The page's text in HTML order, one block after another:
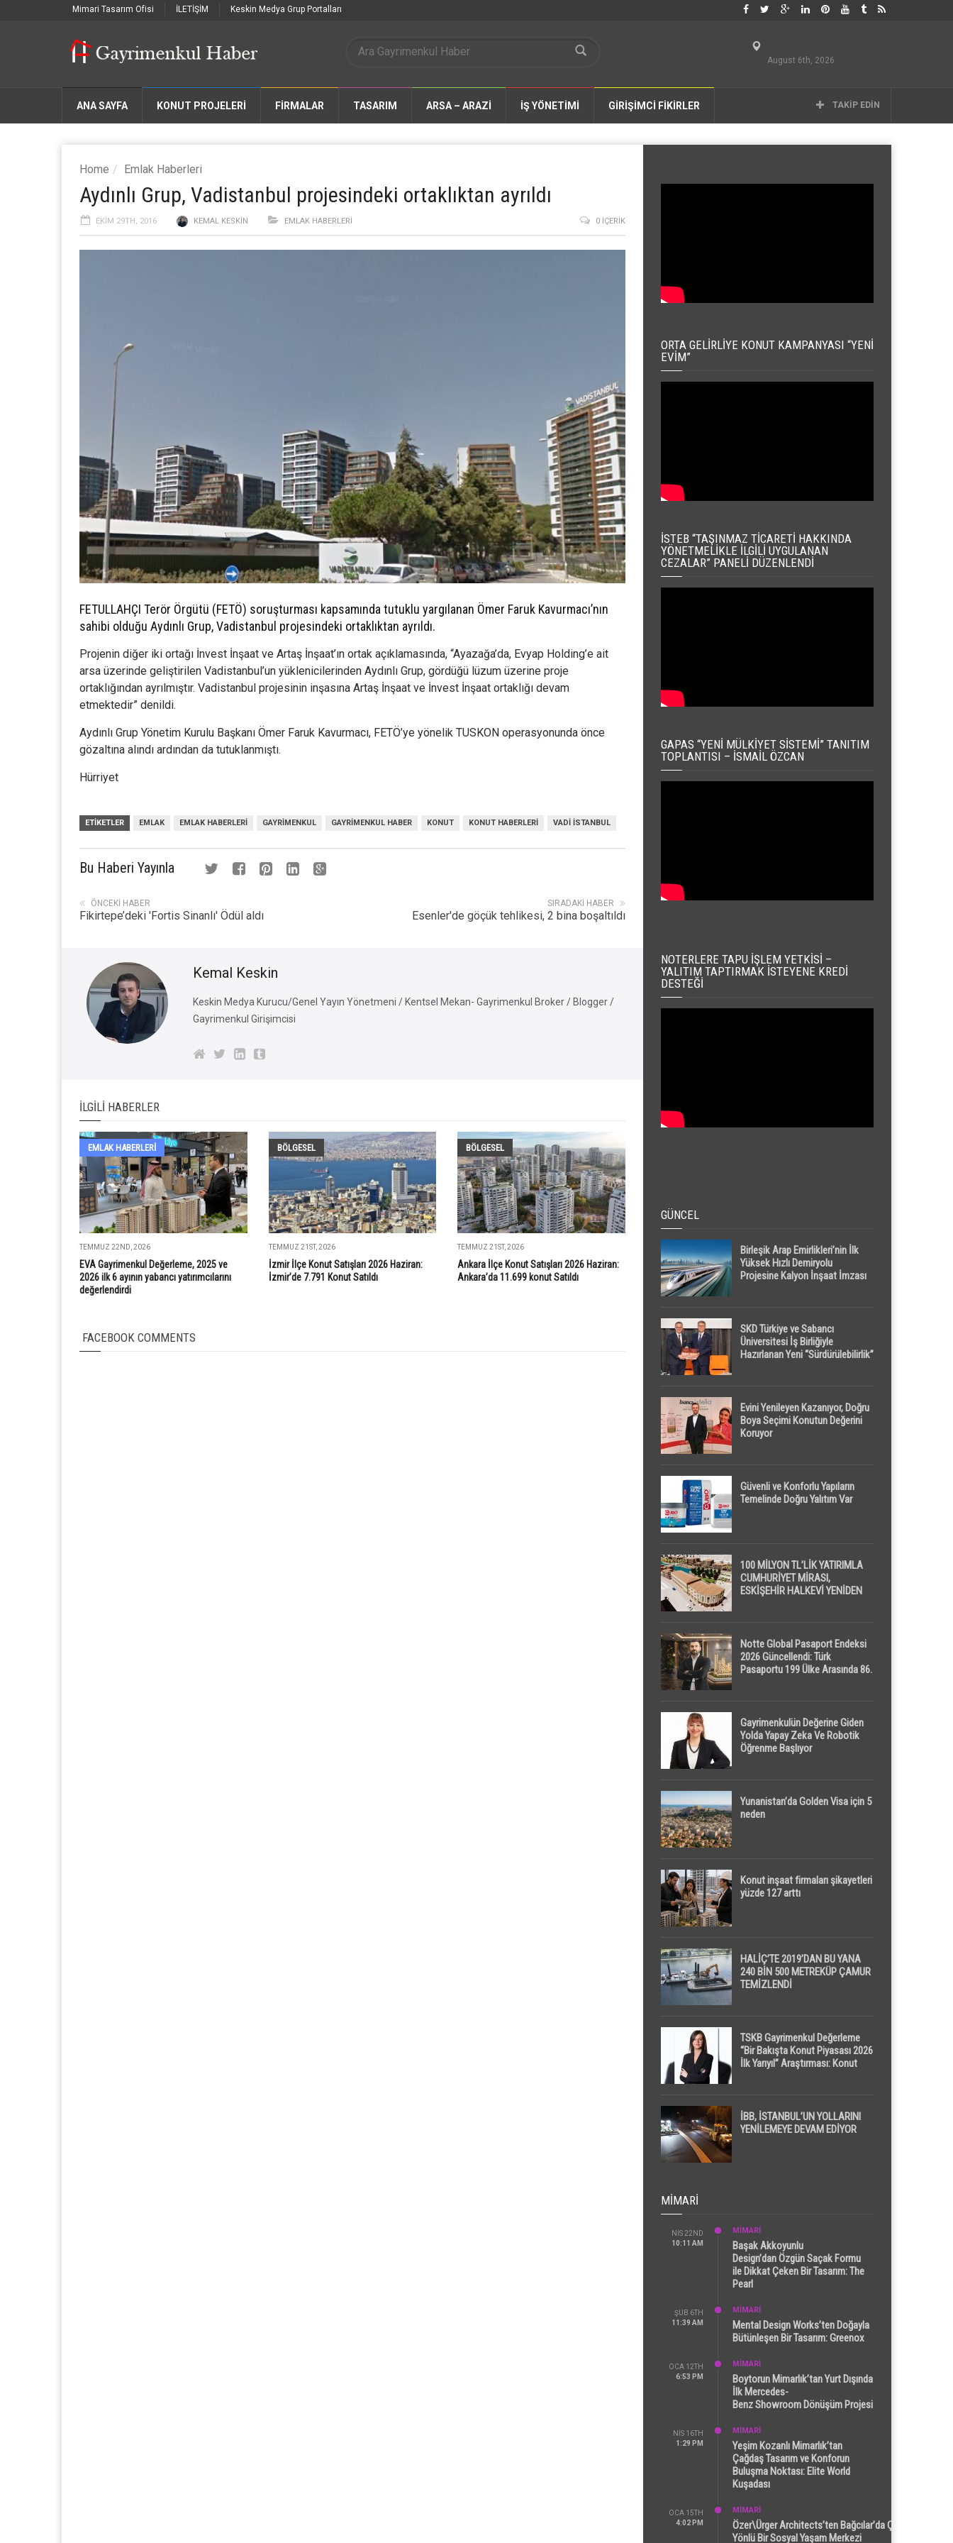
Mimari Tasarım Ofisi İLETİŞİM Keskin Medya Grup Portalları
August 6th, 2026
ANA SAYFA KONUT PROJELERİ FIRMALAR TASARIM ARSA – ARAZİ İŞ YÖNETİMİ GİRİŞİMCİ FİKİRLER TAKIP EDIN
Home Emlak Haberleri
Aydınlı Grup, Vadistanbul projesindeki ortaklıktan ayrıldı
EKIM 29TH, 2016 KEMAL KESKIN EMLAK HABERLERI 0 İÇERIK
FETULLAHÇI Terör Örgütü (FETÖ) soruşturması kapsamında tutuklu yargılanan Ömer Faruk Kavurmacı’nın
sahibi olduğu Aydınlı Grup, Vadistanbul projesindeki ortaklıktan ayrıldı.
Projenin diğer iki ortağı İnvest İnşaat ve Artaş İnşaat’ın ortak açıklamasında, “Ayazağa’da, Evyap Holding’e ait
arsa üzerinde geliştirilen Vadistanbul’un yüklenicilerinden Aydınlı Grup, gördüğü lüzum üzerine proje
ortaklığından ayrılmıştır. Vadistanbul projesinin inşasına Artaş İnşaat ve İnvest İnşaat ortaklığı devam
etmektedir” denildi.
Aydınlı Grup Yönetim Kurulu Başkanı Ömer Faruk Kavurmacı, FETÖ’ye yönelik TUSKON operasyonunda önce
gözaltına alındı ardından da tutuklanmıştı.
Hürriyet
ETIKETLER EMLAK EMLAK HABERLERI GAYRIMENKUL GAYRIMENKUL HABER KONUT KONUT HABERLERI VADI ISTANBUL
Bu Haberi Yayınla
SIRADAKI HABER
Esenler'de göçük tehlikesi, 2 bina boşaltıldı
ÖNCEKI HABER
Fikirtepe’deki 'Fortis Sinanlı' Ödül aldı
Kemal Keskin
Keskin Medya Kurucu/Genel Yayın Yönetmeni / Kentsel Mekan- Gayrimenkul Broker / Blogger /
Gayrimenkul Girişimcisi
İLGILI HABERLER
EMLAK HABERLERI
TEMMUZ 22ND, 2026
EVA Gayrimenkul Değerleme, 2025 ve
2026 ilk 6 ayının yabancı yatırımcılarını
değerlendirdi
BÖLGESEL
TEMMUZ 21ST, 2026
İzmir İlçe Konut Satışları 2026 Haziran:
İzmir’de 7.791 Konut Satıldı
BÖLGESEL
TEMMUZ 21ST, 2026
Ankara İlçe Konut Satışları 2026 Haziran:
Ankara’da 11.699 konut Satıldı
FACEBOOK COMMENTS
ORTA GELIRLIYE KONUT KAMPANYASI “YENI
EVIM”
İSTEB “TAŞINMAZ TICARETI HAKKINDA
YÖNETMELIKLE İLGILI UYGULANAN
CEZALAR” PANELI DÜZENLENDI
GAPAS “YENI MÜLKIYET SISTEMI” TANITIM
TOPLANTISI – İSMAIL ÖZCAN
NOTERLERE TAPU İŞLEM YETKISI –
YALITIM TAPTIRMAK İSTEYENE KREDI
DESTEĞI
GÜNCEL
Birleşik Arap Emirlikleri’nin İlk
Yüksek Hızlı Demiryolu
Projesine Kalyon İnşaat İmzası
SKD Türkiye ve Sabancı
Üniversitesi İş Birliğiyle
Hazırlanan Yeni “Sürdürülebilirlik”
Evini Yenileyen Kazanıyor, Doğru
Boya Seçimi Konutun Değerini
Koruyor
Güvenli ve Konforlu Yapıların
Temelinde Doğru Yalıtım Var
100 MİLYON TL’LİK YATIRIMLA
CUMHURİYET MİRASI,
ESKİŞEHİR HALKEVİ YENİDEN
Notte Global Pasaport Endeksi
2026 Güncellendi: Türk
Pasaportu 199 Ülke Arasında 86.
Gayrimenkulün Değerine Giden
Yolda Yapay Zeka Ve Robotik
Öğrenme Başlıyor
Yunanistan’da Golden Visa için 5
neden
Konut inşaat firmaları şikayetleri
yüzde 127 arttı
HALİÇ’TE 2019’DAN BU YANA
240 BİN 500 METREKÜP ÇAMUR
TEMİZLENDİ
TSKB Gayrimenkul Değerleme
“Bir Bakışta Konut Piyasası 2026
İlk Yarıyıl” Araştırması: Konut
Dikkat Çekti
İBB, İSTANBUL’UN YOLLARINI
YENİLEMEYE DEVAM EDİYOR
MIMARI
NIS 22ND
10:11 AM
MİMARİ
Başak Akkoyunlu
Design’dan Özgün Saçak Formu
ile Dikkat Çeken Bir Tasarım: The
Pearl
ŞUB 6TH
11:39 AM
MİMARİ
Mental Design Works’ten Doğayla
Bütünleşen Bir Tasarım: Greenox
OCA 12TH
6:53 PM
MİMARİ
Boytorun Mimarlık’tan Yurt Dışında
İlk Mercedes-
Benz Showroom Dönüşüm Projesi
NIS 16TH
1:29 PM
MİMARİ
Yeşim Kozanlı Mimarlık’tan
Çağdaş Tasarım ve Konforun
Buluşma Noktası: Elite World
Kuşadası
OCA 15TH
4:02 PM
MİMARİ
Özer\Ürger Architects’ten Bağcılar’da Çok
Yönlü Bir Sosyal Yaşam Merkezi